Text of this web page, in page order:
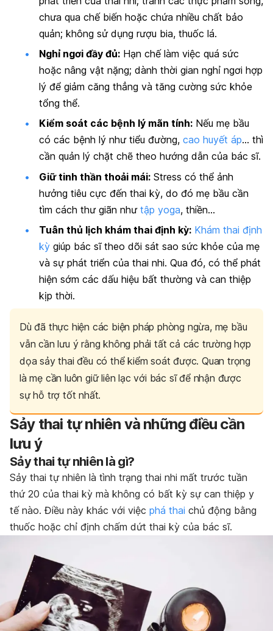
chưa qua chế biến hoặc chứa nhiều chất bảo
quản; không sử dụng rượu bia, thuốc lá.
Nghỉ ngơi đầy đủ: Hạn chế làm việc quá sức
hoặc nâng vật nặng; dành thời gian nghỉ ngơi hợp
lý để giảm căng thẳng và tăng cường sức khỏe
tổng thể.
Kiểm soát các bệnh lý mãn tính: Nếu mẹ bầu
có các bệnh lý như tiểu đường, cao huyết áp… thì
cần quản lý chặt chẽ theo hướng dẫn của bác sĩ.
Giữ tinh thần thoải mái: Stress có thể ảnh
hưởng tiêu cực đến thai kỳ, do đó mẹ bầu cần
tìm cách thư giãn như tập yoga, thiền…
Tuân thủ lịch khám thai định kỳ: Khám thai định
kỳ giúp bác sĩ theo dõi sát sao sức khỏe của mẹ
và sự phát triển của thai nhi. Qua đó, có thể phát
hiện sớm các dấu hiệu bất thường và can thiệp
kịp thời.
Dù đã thực hiện các biện pháp phòng ngừa, mẹ bầu
vẫn cần lưu ý rằng không phải tất cả các trường hợp
dọa sảy thai đều có thể kiểm soát được. Quan trọng
là mẹ cần luôn giữ liên lạc với bác sĩ để nhận được
sự hỗ trợ tốt nhất.
Sảy thai tự nhiên và những điều cần
lưu ý
Sảy thai tự nhiên là gì?
Sảy thai tự nhiên là tình trạng thai nhi mất trước tuần
thứ 20 của thai kỳ mà không có bất kỳ sự can thiệp y
tế nào. Điều này khác với việc phá thai chủ động bằng
thuốc hoặc chỉ định chấm dứt thai kỳ của bác sĩ.